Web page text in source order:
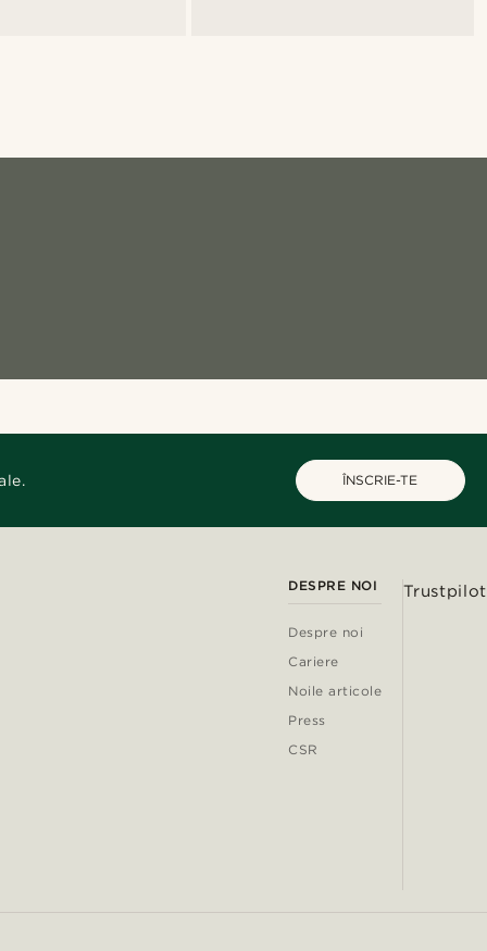
ÎNSCRIE-TE
DESPRE NOI
Despre noi
Cariere
Noile articole
Press
CSR
Trustpilot